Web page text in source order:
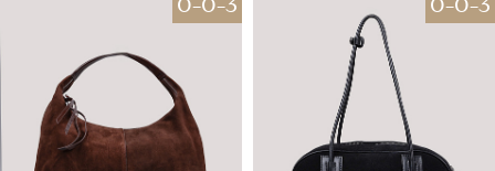
0-0-3 0-0-3